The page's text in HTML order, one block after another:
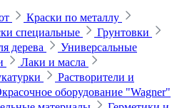
Краски по металлу
специальные
Грунтовки
дерева
Универсальные
Лаки и масла
Растворители и
оборудование "Wagner"